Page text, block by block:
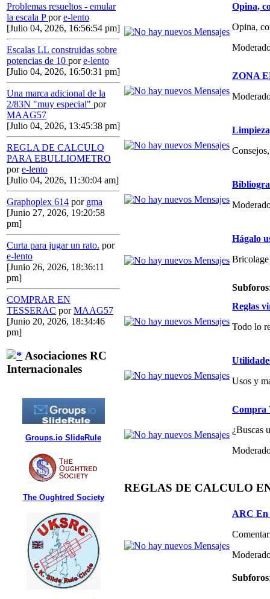
Problemas resueltos - emular
la escala Ppore-lento
[Julio 04, 2026, 16:56:54 pm]
Escalas LL construidas sobre
potencias de 10 pore-lento
[Julio 04, 2026, 16:50:31 pm]
Una marca adicional de la
2/83N "muy especial" por
MAAG57
[Julio 04, 2026, 13:45:38 pm]
REGLA DE CALCULO
PARA EBULLIOMETRO
pore-lento
[Julio 04, 2026, 11:30:04 am]
Graphoplex 614 por gma
[Junio 27, 2026, 19:20:58
pm]
Curta para jugar un rato. por
e-lento
[Junio 26, 2026, 18:36:11
pm]
COMPRAR EN
TESSERAC porMAAG57
[Junio 20, 2026, 18:34:46
pm]
Asociaciones RC
Internacionales
Groups.io SlideRule
The Oughtred Society
Opina,
Opina,
ZONA
Hágalo
Subforos
Reglas
Todo lo
Usos y
Compra
¿Buscas
REGLAS DE CALCULO
ARC En
Subforos